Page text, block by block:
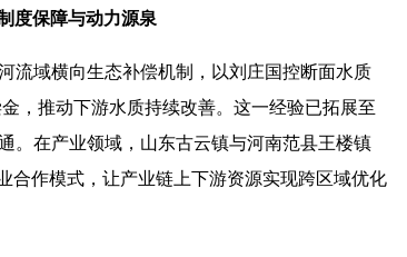
度保障与动力源泉
域横向生态补偿机制，以刘庄国控断面水质
，推动下游水质持续改善。这一经验已拓展至
。在产业领域，山东古云镇与河南范县王楼镇
合作模式，让产业链上下游资源实现跨区域优化